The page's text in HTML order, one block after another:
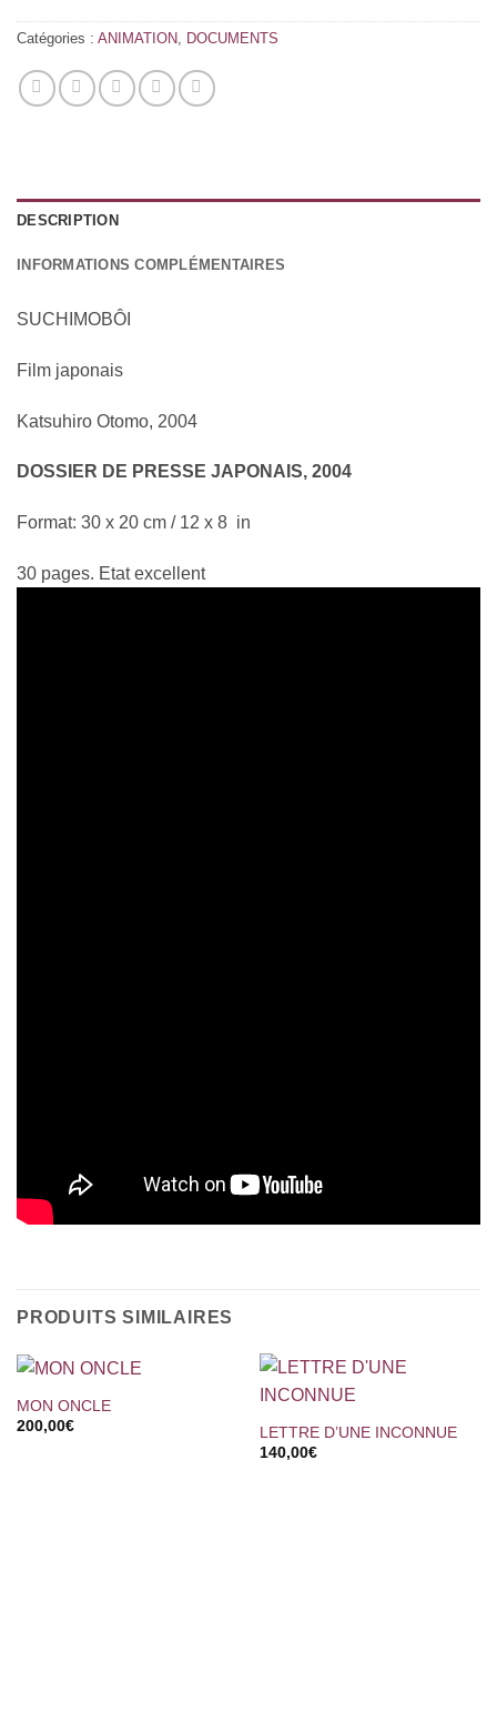
Catégories : ANIMATION, DOCUMENTS
DESCRIPTION
INFORMATIONS COMPLÉMENTAIRES
SUCHIMOBÔI
Film japonais
Katsuhiro Otomo, 2004
DOSSIER DE PRESSE JAPONAIS, 2004
Format: 30 x 20 cm / 12 x 8 in
30 pages. Etat excellent
PRODUITS SIMILAIRES
MON ONCLE
200,00€
LETTRE D’UNE INCONNUE
140,00€